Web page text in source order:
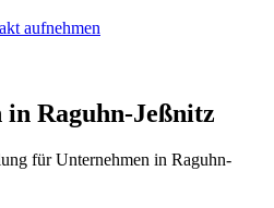
aufnehmen
in Raguhn-Jeßnitz
für Unternehmen in Raguhn-